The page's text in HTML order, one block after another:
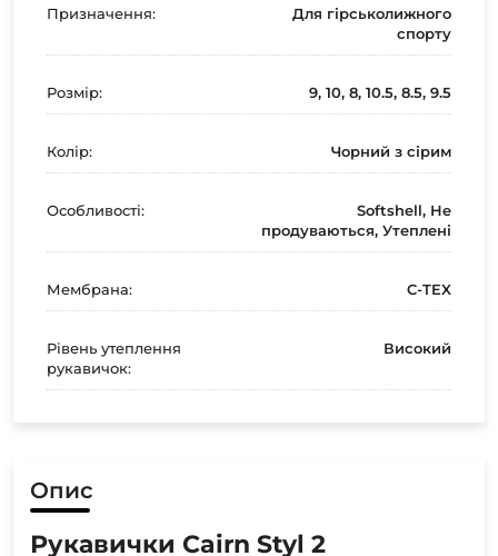
Призначення:
Для гірськолижного
спорту
Розмір: 9, 10, 8, 10.5, 8.5, 9.5
Колір: Чорний з сірим
Особливості:
Softshell, Не
продуваються, Утеплені
Мембрана: C-TEX
Рівень утеплення
рукавичок:
Високий
Опис
Рукавички Cairn Styl 2